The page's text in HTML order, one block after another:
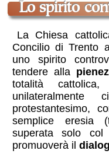
lo spirito
La Chiesa
Concilio di Trento
uno spirito
tendere alla
totalità
protestantesimo,
semplice eresia
superata solo col
promuoverà il